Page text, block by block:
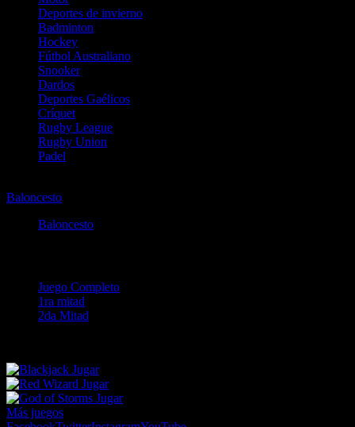
Deportes de invierno
Badminton
Hockey
Fútbol Australiano
Snooker
Dardos
Deportes Gaélicos
Críquet
Rugby League
Rugby Union
Padel
Baloncesto
Baloncesto
Juego Completo
1ra mitad
2da Mitad
Jugar
Jugar
Jugar
Más juegos